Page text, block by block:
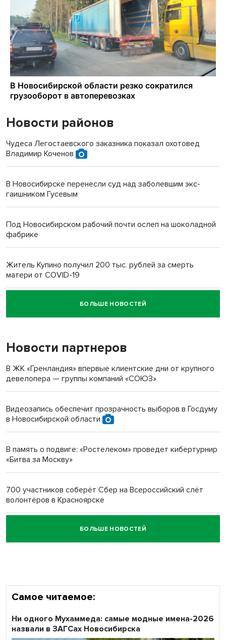
Новости районов
Чудеса Легостаевского заказника показал охотовед
Владимир Коченов
В Новосибирске перенесли суд над заболевшим экс-
гаишником Гусевым
Под Новосибирском рабочий почти ослеп на шоколадной
фабрике
Житель Купино получил 200 тыс. рублей за смерть
матери от COVID-19
Новосибирский суд наказал водителя за смерть
пенсионерки на вокзале
«Мы живём на пастбище!»: в новосибирском селе лошади
терроризируют жителей
Новосибирский преподаватель с женой вошли в топ-16
БОЛЬШЕ НОВОСТЕЙ
Новости партнеров
В ЖК «Гренландия» впервые клиентские дни от крупного
девелопера — группы компаний «СОЮЗ»
Видеозапись обеспечит прозрачность выборов в Госдуму
в Новосибирской области
В память о подвиге: «Ростелеком» проведет кибертурнир
«Битва за Москву»
700 участников соберёт Сбер на Всероссийский слёт
волонтёров в Красноярске
Честный выбор: видеонаблюдение обеспечит
объективность результатов ЕДГ в Новосибирской
БОЛЬШЕ НОВОСТЕЙ
Самое читаемое:
Ни одного Мухаммеда: самые модные имена-2026
назвали в ЗАГСах Новосибирска